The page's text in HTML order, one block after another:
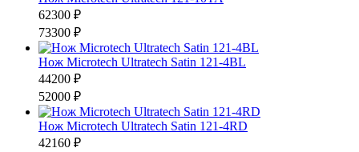
62300 ₽
73300 ₽
Нож Microtech Ultratech Satin 121-4BL
44200 ₽
52000 ₽
Нож Microtech Ultratech Satin 121-4RD
42160 ₽